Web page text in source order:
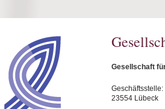
Gesellschaft
23554 Lübeck